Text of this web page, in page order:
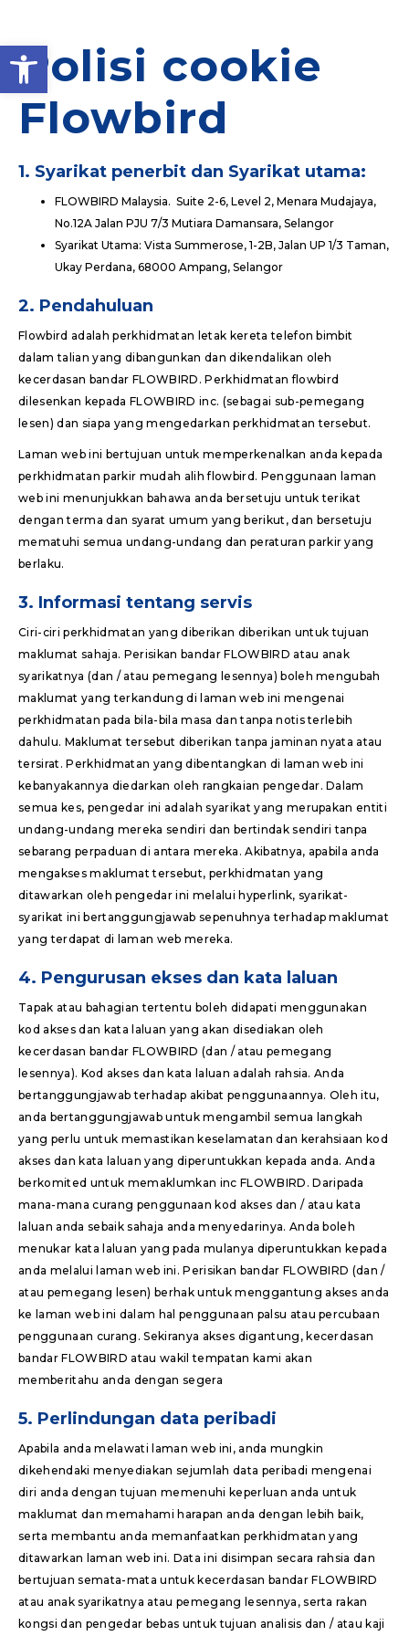
Open toolbarPolisi cookie
Flowbird
1. Syarikat penerbit dan Syarikat utama:
FLOWBIRD Malaysia. Suite 2-6, Level 2, Menara Mudajaya,
No.12A Jalan PJU 7/3 Mutiara Damansara, Selangor
Syarikat Utama: Vista Summerose, 1-2B, Jalan UP 1/3 Taman,
Ukay Perdana, 68000 Ampang, Selangor
2. Pendahuluan
Flowbird adalah perkhidmatan letak kereta telefon bimbit
dalam talian yang dibangunkan dan dikendalikan oleh
kecerdasan bandar FLOWBIRD. Perkhidmatan flowbird
dilesenkan kepada FLOWBIRD inc. (sebagai sub-pemegang
lesen) dan siapa yang mengedarkan perkhidmatan tersebut.
Laman web ini bertujuan untuk memperkenalkan anda kepada
perkhidmatan parkir mudah alih flowbird. Penggunaan laman
web ini menunjukkan bahawa anda bersetuju untuk terikat
dengan terma dan syarat umum yang berikut, dan bersetuju
mematuhi semua undang-undang dan peraturan parkir yang
berlaku.
3. Informasi tentang servis
Ciri-ciri perkhidmatan yang diberikan diberikan untuk tujuan
maklumat sahaja. Perisikan bandar FLOWBIRD atau anak
syarikatnya (dan / atau pemegang lesennya) boleh mengubah
maklumat yang terkandung di laman web ini mengenai
perkhidmatan pada bila-bila masa dan tanpa notis terlebih
dahulu. Maklumat tersebut diberikan tanpa jaminan nyata atau
tersirat. Perkhidmatan yang dibentangkan di laman web ini
kebanyakannya diedarkan oleh rangkaian pengedar. Dalam
semua kes, pengedar ini adalah syarikat yang merupakan entiti
undang-undang mereka sendiri dan bertindak sendiri tanpa
sebarang perpaduan di antara mereka. Akibatnya, apabila anda
mengakses maklumat tersebut, perkhidmatan yang
ditawarkan oleh pengedar ini melalui hyperlink, syarikat-
syarikat ini bertanggungjawab sepenuhnya terhadap maklumat
yang terdapat di laman web mereka.
4. Pengurusan ekses dan kata laluan
Tapak atau bahagian tertentu boleh didapati menggunakan
kod akses dan kata laluan yang akan disediakan oleh
kecerdasan bandar FLOWBIRD (dan / atau pemegang
lesennya). Kod akses dan kata laluan adalah rahsia. Anda
bertanggungjawab terhadap akibat penggunaannya. Oleh itu,
anda bertanggungjawab untuk mengambil semua langkah
yang perlu untuk memastikan keselamatan dan kerahsiaan kod
akses dan kata laluan yang diperuntukkan kepada anda. Anda
berkomited untuk memaklumkan inc FLOWBIRD. Daripada
mana-mana curang penggunaan kod akses dan / atau kata
laluan anda sebaik sahaja anda menyedarinya. Anda boleh
menukar kata laluan yang pada mulanya diperuntukkan kepada
anda melalui laman web ini. Perisikan bandar FLOWBIRD (dan /
atau pemegang lesen) berhak untuk menggantung akses anda
ke laman web ini dalam hal penggunaan palsu atau percubaan
penggunaan curang. Sekiranya akses digantung, kecerdasan
bandar FLOWBIRD atau wakil tempatan kami akan
memberitahu anda dengan segera
5. Perlindungan data peribadi
Apabila anda melawati laman web ini, anda mungkin
dikehendaki menyediakan sejumlah data peribadi mengenai
diri anda dengan tujuan memenuhi keperluan anda untuk
maklumat dan memahami harapan anda dengan lebih baik,
serta membantu anda memanfaatkan perkhidmatan yang
ditawarkan laman web ini. Data ini disimpan secara rahsia dan
bertujuan semata-mata untuk kecerdasan bandar FLOWBIRD
atau anak syarikatnya atau pemegang lesennya, serta rakan
kongsi dan pengedar bebas untuk tujuan analisis dan / atau kaji